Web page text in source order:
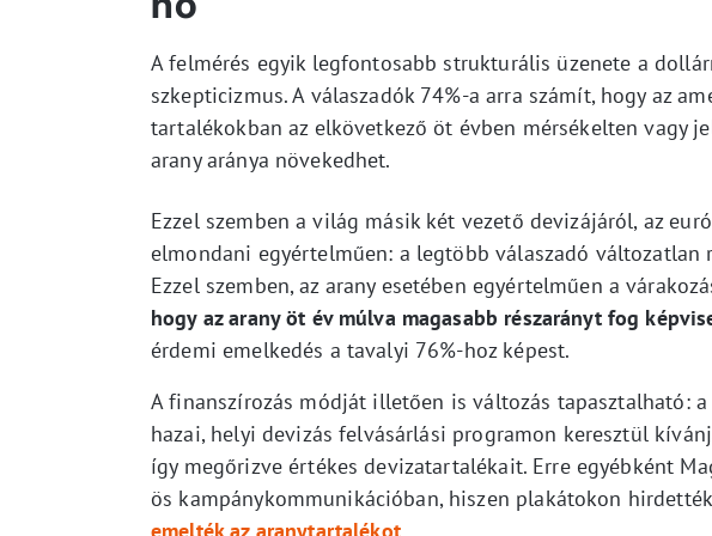
A felmérés egyik legfontosabb strukturális üzenete a
szkepticizmus. A válaszadók 74%-a arra számít, hogy az
tartalékokban az elkövetkező öt évben mérsékelten vagy
arany aránya növekedhet.
Ezzel szemben a világ másik két vezető devizájáról, az
elmondani egyértelműen: a legtöbb válaszadó változatlan
Ezzel szemben, az arany esetében egyértelműen a
hogy az arany öt év múlva magasabb részarányt fog
érdemi emelkedés a tavalyi 76%-hoz képest.
A finanszírozás módját illetően is változás tapasztalható:
hazai, helyi devizás felvásárlási programon keresztül
így megőrizve értékes devizatartalékait. Erre egyébként
ös kampánykommunikációban, hiszen plakátokon
emelték az aranytartalékot.